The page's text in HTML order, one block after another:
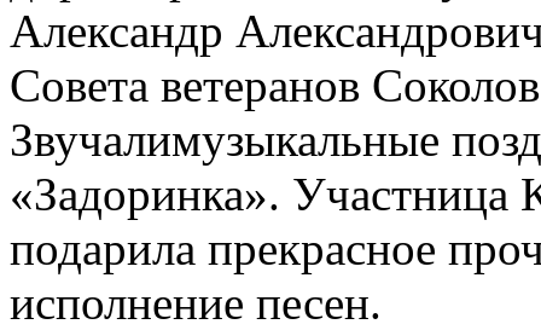
Александр
Совета ветеранов
Звучалимузыкальные
«Задоринка».
подарила прекрасное
исполнение песен.